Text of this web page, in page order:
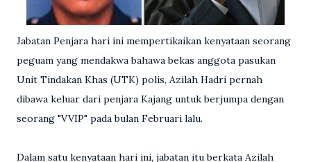
Jabatan Penjara hari ini mempertikaikan kenyataan seorang
peguam yang mendakwa bahawa bekas anggota pasukan
Unit Tindakan Khas (UTK) polis, Azilah Hadri pernah
dibawa keluar dari penjara Kajang untuk berjumpa dengan
seorang "VVIP" pada bulan Februari lalu.
Dalam satu kenyataan hari ini, jabatan itu berkata Azilah